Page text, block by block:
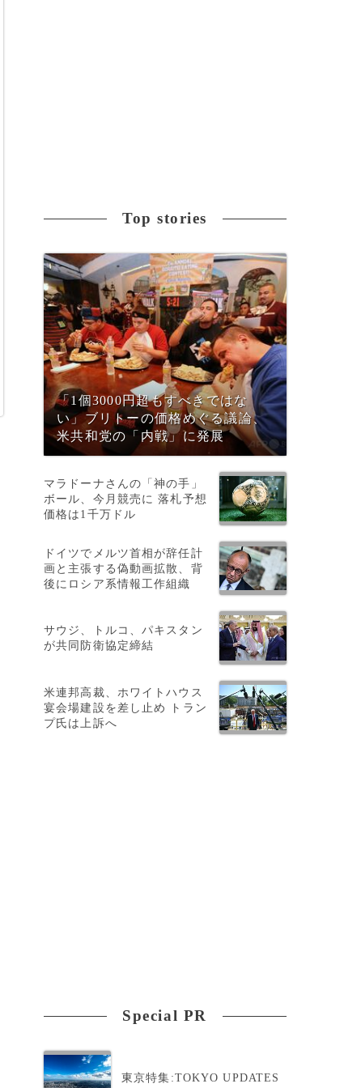
Top stories
「1個3000円超もすべきではな
い」ブリトーの価格めぐる議論、
米共和党の「内戦」に発展
マラドーナさんの「神の手」
ボール、今月競売に 落札予想
価格は1千万ドル
ドイツでメルツ首相が辞任計
画と主張する偽動画拡散、背
後にロシア系情報工作組織
サウジ、トルコ、パキスタン
が共同防衛協定締結
米連邦高裁、ホワイトハウス
宴会場建設を差し止め トラン
プ氏は上訴へ
Special PR
東京特集:TOKYO UPDATES